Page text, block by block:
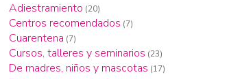
Adiestramiento (20)
Centros recomendados (7)
Cuarentena (7)
Cursos, talleres y seminarios (23)
De madres, niños y mascotas (17)